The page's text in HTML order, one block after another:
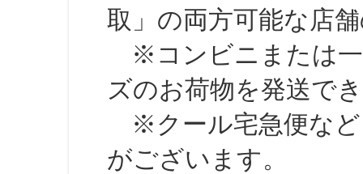
取」の両方可能な店
※コンビニまたは一
ズのお荷物を発送で
※クール宅急便など
がございます。